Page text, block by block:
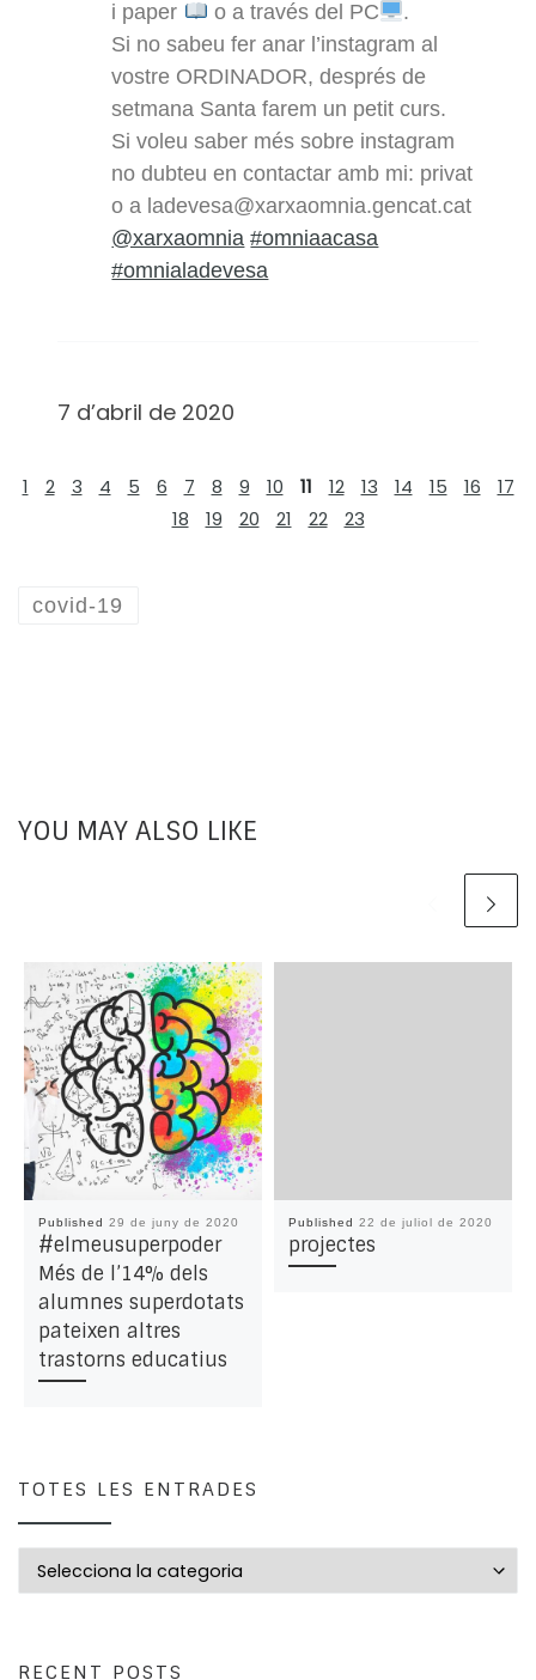
i paper
o a través del PC
.
Si no sabeu fer anar l’instagram al
vostre ORDINADOR, després de
setmana Santa farem un petit curs.
Si voleu saber més sobre instagram
no dubteu en contactar amb mi: privat
o a ladevesa@xarxaomnia.gencat.cat
@xarxaomnia #omniaacasa
#omnialadevesa
7 d’abril de 2020
1 2 3 4 5 6 7 8 9 10 11 12 13 14 15 16
17
18
19 20 21 22 23
covid-19
YOU MAY ALSO LIKE
Published 29 de juny de 2020
#elmeusuperpoder
Més de l’14% dels
alumnes superdotats
pateixen altres
trastorns educatius
Published 22 de juliol de 2020
projectes
TOTES LES ENTRADES
RECENT POSTS